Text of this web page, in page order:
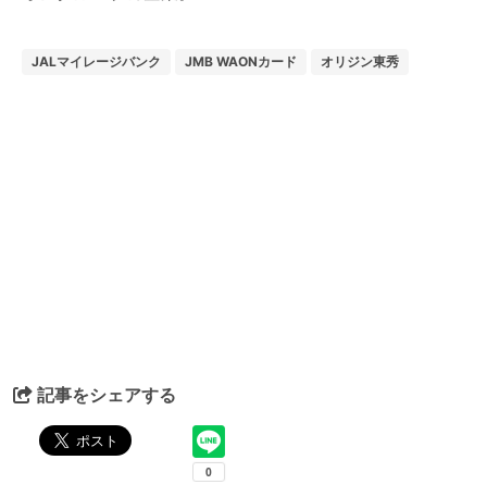
JALマイレージバンク JMB WAONカード オリジン東秀
記事をシェアする